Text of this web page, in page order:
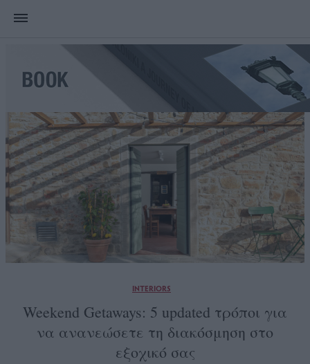
INTERIORS
Weekend Getaways: 5 updated τρόποι για
να ανανεώσετε τη διακόσμηση στο
εξοχικό σας